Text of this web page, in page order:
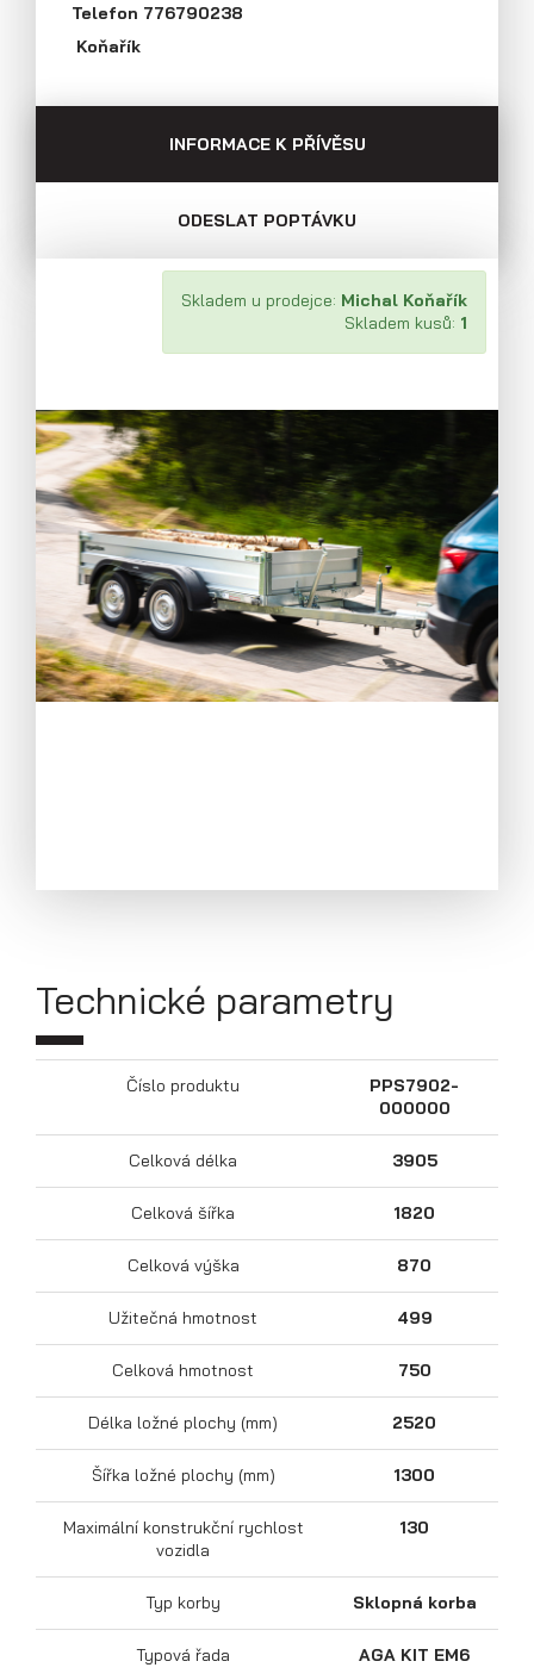
Přívěsy s koly vedle ložné plochy
(překližkové a hliníkové bočnice)
Přívěsy s koly pod ložnou plochou
(hliníkové a plechové bočnice)
Přepravníky motocyklů
Sklápěcí přívěsy
Telefon 776790238
Koňařík
INFORMACE K PŘÍVĚSU
ODESLAT POPTÁVKU
Skladem u prodejce: Michal Koňařík
Skladem kusů: 1
Technické parametry
Číslo produktu
PPS7902-
000000
Celková délka 3905
Celková šířka 1820
Celková výška 870
Užitečná hmotnost 499
Celková hmotnost 750
Délka ložné plochy (mm) 2520
Šířka ložné plochy (mm) 1300
Maximální konstrukční rychlost
vozidla
130
Typ korby Sklopná korba
Typová řada AGA KIT EM6